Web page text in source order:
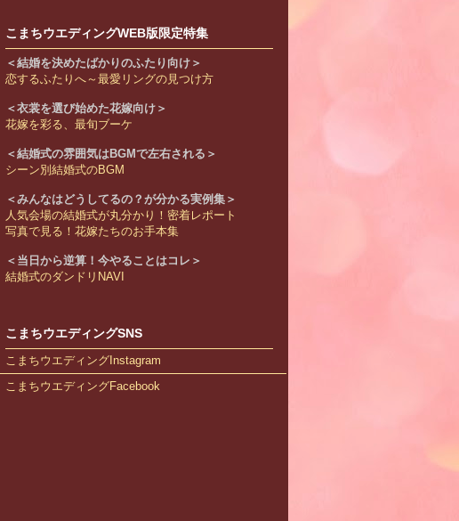
こまちウエディングWEB版限定特集
＜結婚を決めたばかりのふたり向け＞
恋するふたりへ～最愛リングの見つけ方
＜衣裳を選び始めた花嫁向け＞
花嫁を彩る、最旬ブーケ
＜結婚式の雰囲気はBGMで左右される＞
シーン別結婚式のBGM
＜みんなはどうしてるの？が分かる実例集＞
人気会場の結婚式が丸分かり！密着レポート
写真で見る！花嫁たちのお手本集
＜当日から逆算！今やることはコレ＞
結婚式のダンドリNAVI
こまちウエディングSNS
こまちウエディングInstagram
こまちウエディングFacebook